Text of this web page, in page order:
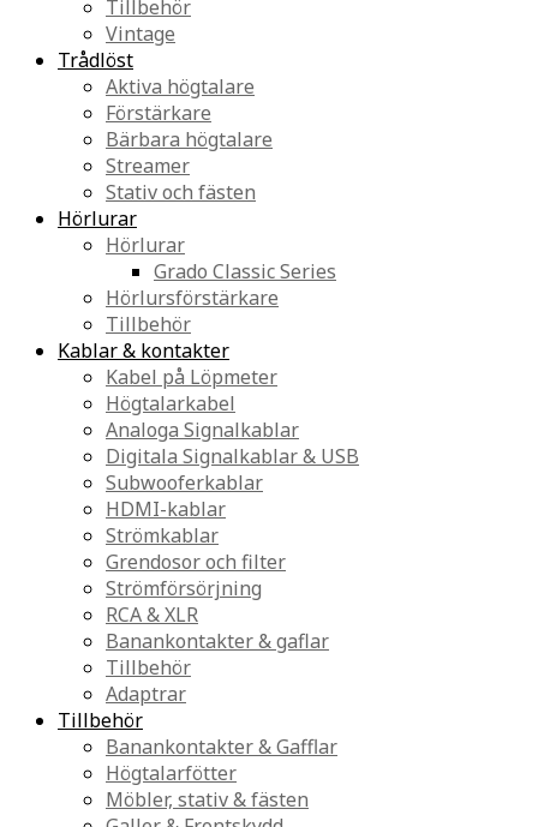
Tillbehör
Vintage
Trådlöst
Aktiva högtalare
Förstärkare
Bärbara högtalare
Streamer
Stativ och fästen
Hörlurar
Hörlurar
Grado Classic Series
Hörlursförstärkare
Tillbehör
Kablar & kontakter
Kabel på Löpmeter
Högtalarkabel
Analoga Signalkablar
Digitala Signalkablar & USB
Subwooferkablar
HDMI-kablar
Strömkablar
Grendosor och filter
Strömförsörjning
RCA & XLR
Banankontakter & gaflar
Tillbehör
Adaptrar
Tillbehör
Banankontakter & Gafflar
Högtalarfötter
Möbler, stativ & fästen